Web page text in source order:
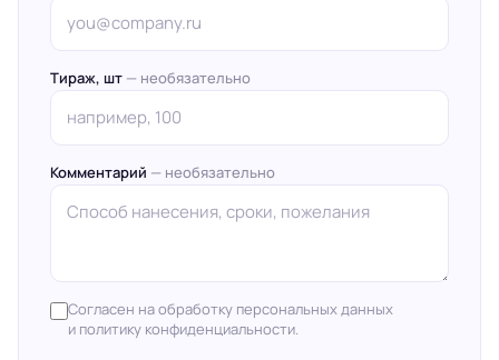
Тираж, шт — необязательно
Комментарий — необязательно
Согласен на обработку персональных данных
и политику конфиденциальности.